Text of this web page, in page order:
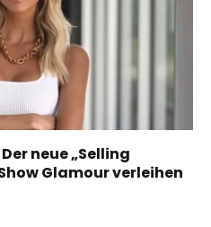
neue „Selling
Glamour verleihen